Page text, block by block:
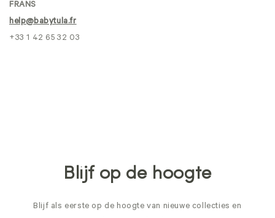
FRANS
help@babytula.fr
+33 1 42 65 32 03
Blijf op de hoogte
Blijf als eerste op de hoogte van nieuwe collecties en